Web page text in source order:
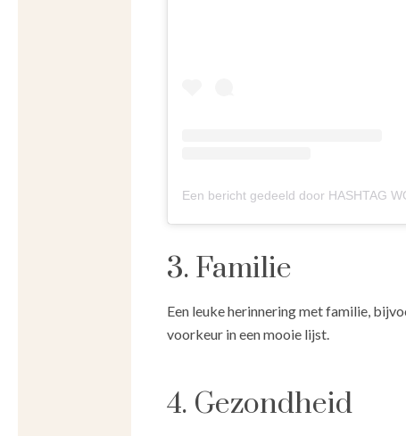
Een bericht gedeeld door HASHTAG
3. Familie
Een leuke herinnering met familie,
voorkeur in een mooie lijst.
4. Gezondheid